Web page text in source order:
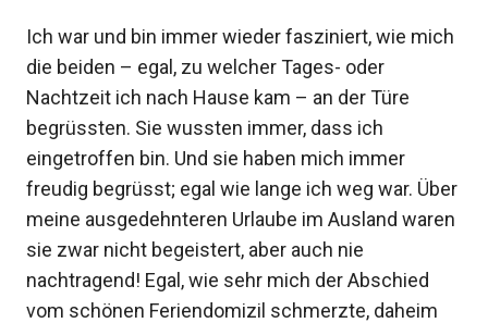
Ich war und bin immer wieder fasziniert, wie mich
die beiden – egal, zu welcher Tages- oder
Nachtzeit ich nach Hause kam – an der Türe
begrüssten. Sie wussten immer, dass ich
eingetroffen bin. Und sie haben mich immer
freudig begrüsst; egal wie lange ich weg war. Über
meine ausgedehnteren Urlaube im Ausland waren
sie zwar nicht begeistert, aber auch nie
nachtragend! Egal, wie sehr mich der Abschied
vom schönen Feriendomizil schmerzte, daheim